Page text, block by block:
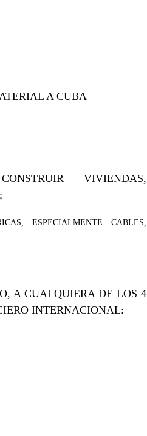
A CUBA
VIVIENDAS,
ESPECIALMENTE CABLES,
A CUALQUIERA DE LOS 4
INTERNACIONAL: